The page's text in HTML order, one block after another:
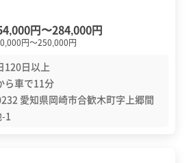
円〜284,000円
円～250,000円
120日以上
ら車で11分
愛知県岡崎市合歓木町字上郷間
1